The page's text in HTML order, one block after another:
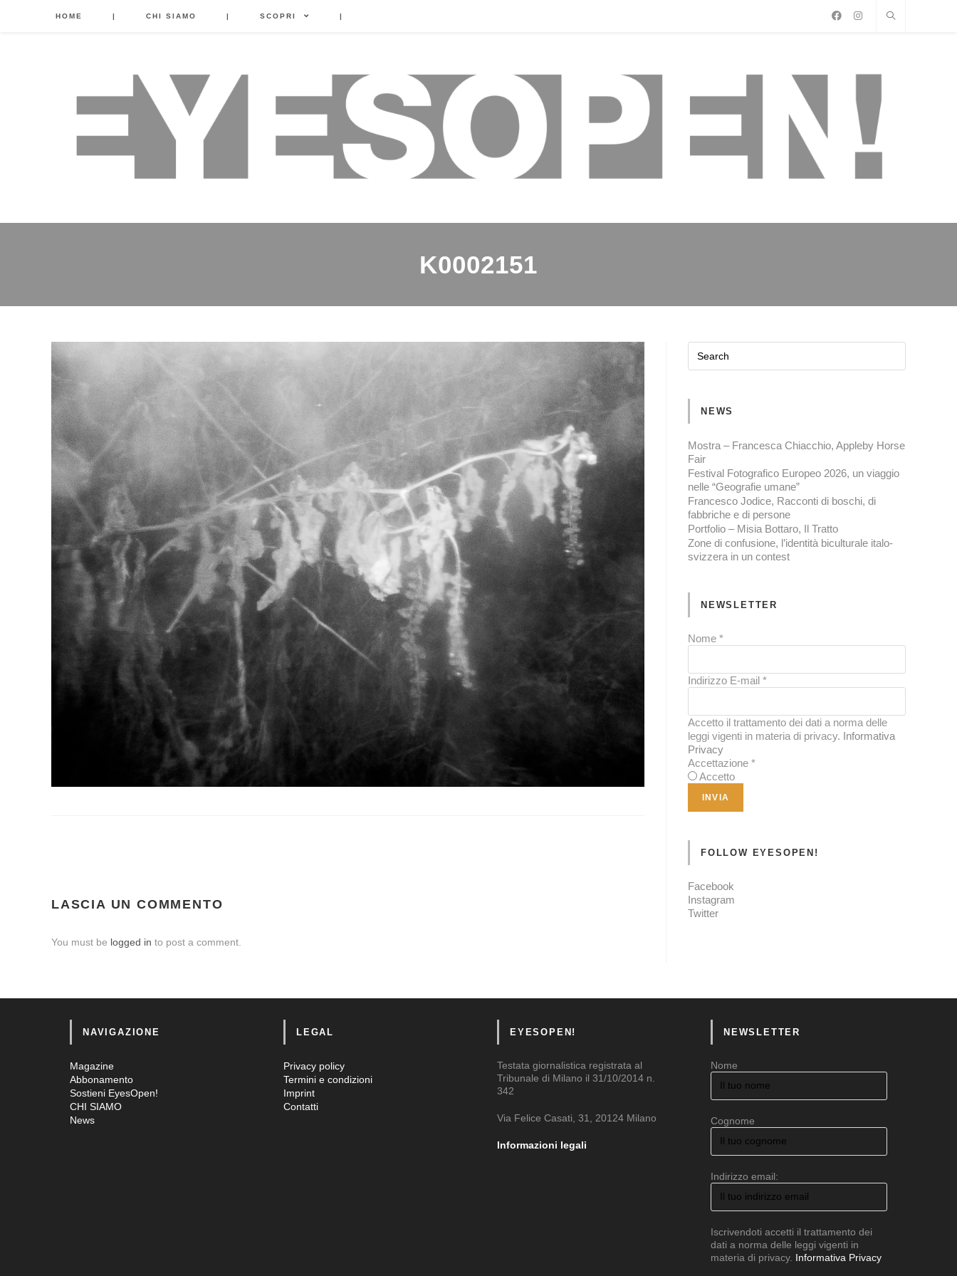
HOME | CHI SIAMO | SCOPRI |
K0002151
LASCIA UN COMMENTO
You must be logged in to post a comment.
NEWS
Mostra – Francesca Chiacchio, Appleby Horse
Fair
Festival Fotografico Europeo 2026, un viaggio
nelle “Geografie umane”
Francesco Jodice, Racconti di boschi, di
fabbriche e di persone
Portfolio – Misia Bottaro, Il Tratto
Zone di confusione, l’identità biculturale italo-
svizzera in un contest
NEWSLETTER
Nome *
Indirizzo E-mail *
Accetto il trattamento dei dati a norma delle
leggi vigenti in materia di privacy. Informativa
Privacy
Accettazione *
Accetto
FOLLOW EYESOPEN!
Facebook
Instagram
Twitter
NAVIGAZIONE
Magazine
Abbonamento
Sostieni EyesOpen!
CHI SIAMO
News
LEGAL
Privacy policy
Termini e condizioni
Imprint
Contatti
EYESOPEN!
Testata giornalistica registrata al
Tribunale di Milano il 31/10/2014 n.
342
Via Felice Casati, 31, 20124 Milano
Informazioni legali
NEWSLETTER
Nome
Cognome
Indirizzo email:
Iscrivendoti accetti il trattamento dei
dati a norma delle leggi vigenti in
materia di privacy. Informativa Privacy